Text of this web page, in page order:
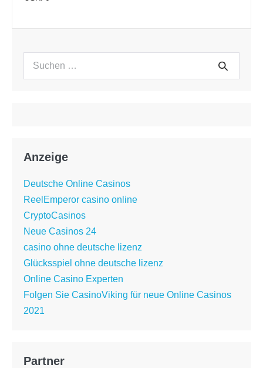
Suchen
Suche
Anzeige
Deutsche Online Casinos
ReelEmperor casino online
CryptoCasinos
Neue Casinos 24
casino ohne deutsche lizenz
Glücksspiel ohne deutsche lizenz
Online Casino Experten
Folgen Sie CasinoViking für neue Online Casinos
2021
Partner